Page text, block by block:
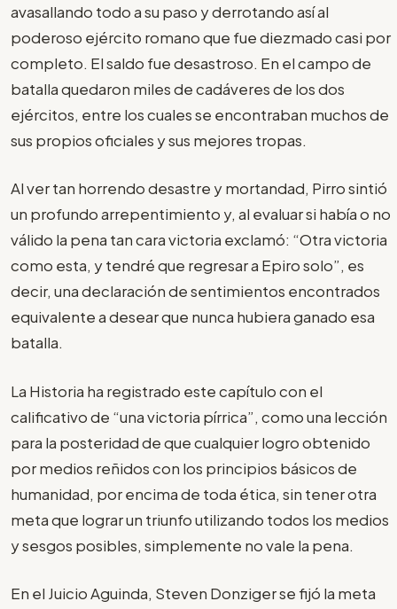
avasallando todo a su paso y derrotando así al
poderoso ejército romano que fue diezmado casi por
completo. El saldo fue desastroso. En el campo de
batalla quedaron miles de cadáveres de los dos
ejércitos, entre los cuales se encontraban muchos de
sus propios oficiales y sus mejores tropas.
Al ver tan horrendo desastre y mortandad, Pirro sintió
un profundo arrepentimiento y, al evaluar si había o no
válido la pena tan cara victoria exclamó: “Otra victoria
como esta, y tendré que regresar a Epiro solo”, es
decir, una declaración de sentimientos encontrados
equivalente a desear que nunca hubiera ganado esa
batalla.
La Historia ha registrado este capítulo con el
calificativo de “una victoria pírrica”, como una lección
para la posteridad de que cualquier logro obtenido
por medios reñidos con los principios básicos de
humanidad, por encima de toda ética, sin tener otra
meta que lograr un triunfo utilizando todos los medios
y sesgos posibles, simplemente no vale la pena.
En el Juicio Aguinda, Steven Donziger se fijó la meta